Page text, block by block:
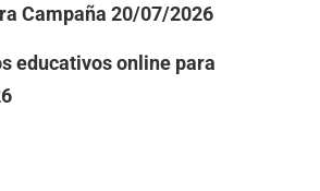
Campaña 20/07/2026
educativos online para